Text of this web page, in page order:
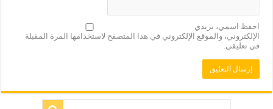
احفظ اسمي، بريدي
الإلكتروني، والموقع الإلكتروني في هذا المتصفح لاستخدامها المرة المقبلة
في تعليقي.